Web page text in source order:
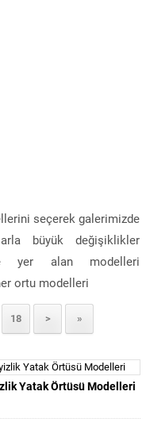
seçerek galerimizde
büyük değişiklikler
yer alan modelleri
ortu modelleri
18 > »
Yatak Örtüsü Modelleri